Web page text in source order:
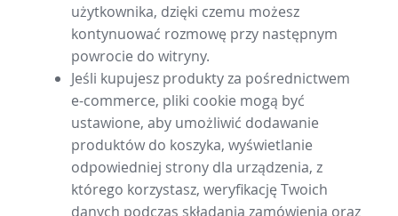
użytkownika, dzięki czemu możesz
kontynuować rozmowę przy następnym
powrocie do witryny.
Jeśli kupujesz produkty za pośrednictwem
e-commerce, pliki cookie mogą być
ustawione, aby umożliwić dodawanie
produktów do koszyka, wyświetlanie
odpowiedniej strony dla urządzenia, z
którego korzystasz, weryfikację Twoich
danych podczas składania zamówienia oraz